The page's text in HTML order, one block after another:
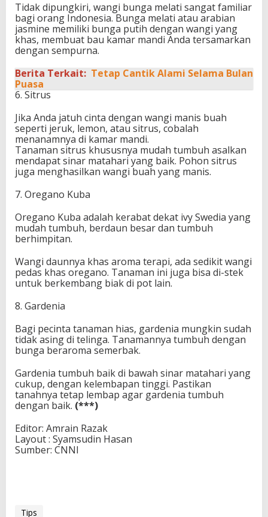
Tidak dipungkiri, wangi bunga melati sangat familiar
bagi orang Indonesia. Bunga melati atau arabian
jasmine memiliki bunga putih dengan wangi yang
khas, membuat bau kamar mandi Anda tersamarkan
dengan sempurna.
Berita Terkait: Tetap Cantik Alami Selama Bulan
Puasa
6. Sitrus
Jika Anda jatuh cinta dengan wangi manis buah
seperti jeruk, lemon, atau sitrus, cobalah
menanamnya di kamar mandi.
Tanaman sitrus khususnya mudah tumbuh asalkan
mendapat sinar matahari yang baik. Pohon sitrus
juga menghasilkan wangi buah yang manis.
7. Oregano Kuba
Oregano Kuba adalah kerabat dekat ivy Swedia yang
mudah tumbuh, berdaun besar dan tumbuh
berhimpitan.
Wangi daunnya khas aroma terapi, ada sedikit wangi
pedas khas oregano. Tanaman ini juga bisa di-stek
untuk berkembang biak di pot lain.
8. Gardenia
Bagi pecinta tanaman hias, gardenia mungkin sudah
tidak asing di telinga. Tanamannya tumbuh dengan
bunga beraroma semerbak.
Gardenia tumbuh baik di bawah sinar matahari yang
cukup, dengan kelembapan tinggi. Pastikan
tanahnya tetap lembap agar gardenia tumbuh
dengan baik. (***)
Editor: Amrain Razak
Layout : Syamsudin Hasan
Sumber: CNNI
Tips